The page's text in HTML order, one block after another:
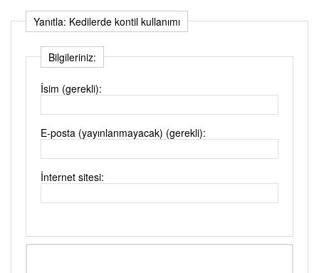
Yanıtla: Kedilerde kontil kullanımı
Bilgileriniz:
İsim (gerekli):
E-posta (yayınlanmayacak) (gerekli):
İnternet sitesi: